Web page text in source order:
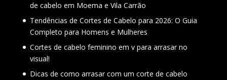
de cabelo em Moema e Vila Carrão
Tendências de Cortes de Cabelo para 2026: O Guia
Completo para Homens e Mulheres
Cortes de cabelo feminino em v para arrasar no
visual!
Dicas de como arrasar com um corte de cabelo